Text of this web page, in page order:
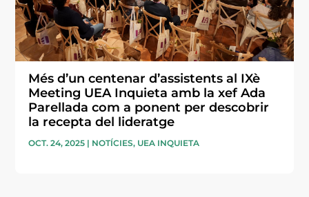
Més d’un centenar d’assistents al IXè
Meeting UEA Inquieta amb la xef Ada
Parellada com a ponent per descobrir
la recepta del lideratge
OCT. 24, 2025 | NOTÍCIES, UEA INQUIETA